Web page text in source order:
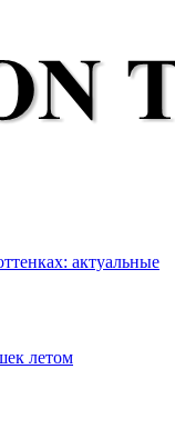
актуальные
летом